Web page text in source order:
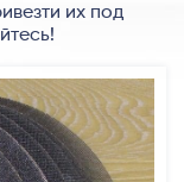
их под